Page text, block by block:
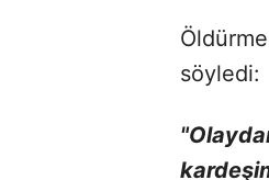
söyledi: